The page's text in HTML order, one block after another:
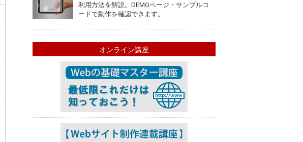
利用方法を解説。DEMOページ・サンプルコ
ードで動作を確認できます。
オンライン講座